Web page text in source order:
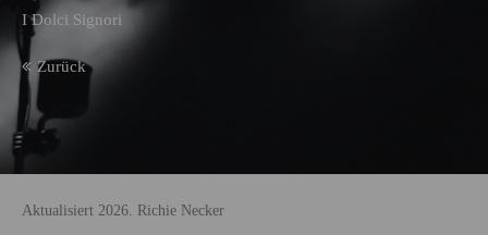
I Dolci Signori
Zurück
Aktualisiert 2026. Richie Necker